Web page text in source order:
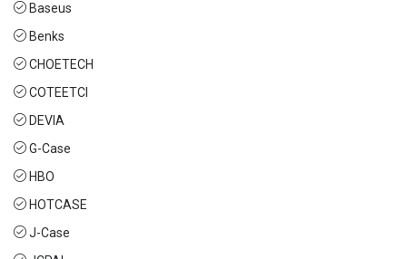
Baseus
Benks
CHOETECH
COTEETCI
DEVIA
G-Case
HBO
HOTCASE
J-Case